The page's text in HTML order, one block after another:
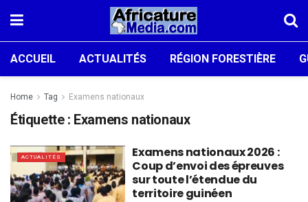
ACCUEIL ACTUALITÉS RÉGION FORESTIÈRE
Home Tag Examens nationaux
Étiquette : Examens nationaux
ACTUALITÉS
Examens nationaux 2026 :
Coup d’envoi des épreuves
sur toute l’étendue du
territoire guinéen